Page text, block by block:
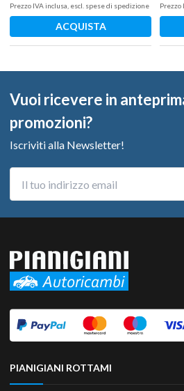
Prezzo IVA inclusa, escl. spese di spedizione
ACQUISTA
Prezzo
Vuoi ricevere in
promozioni?
Iscriviti alla Newsletter!
PIANIGIANI ROTTAMI